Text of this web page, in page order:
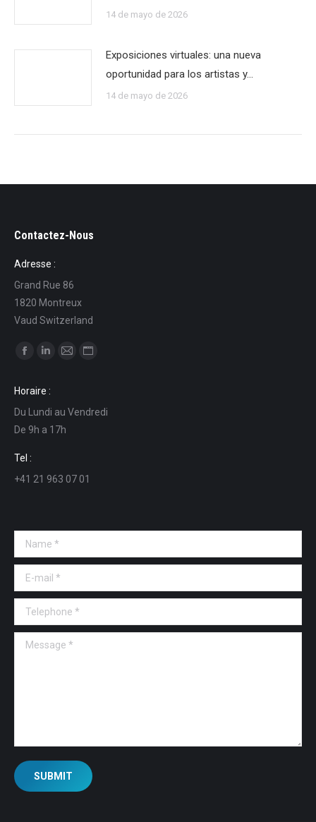
14 de mayo de 2026
Exposiciones virtuales: una nueva
oportunidad para los artistas y…
14 de mayo de 2026
Contactez-Nous
Adresse :
Grand Rue 86
1820 Montreux
Vaud Switzerland
Find us on:
opens
in
new
window
opens
in
new
in
in
Horaire :
Du Lundi au Vendredi
De 9h a 17h
Tel :
+41 21 963 07 01
Name *
E-mail *
Telephone *
Message *
SUBMIT